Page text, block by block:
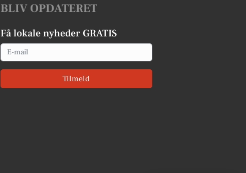
BLIV OPDATERET
Få lokale nyheder GRATIS
Email
Tilmeld